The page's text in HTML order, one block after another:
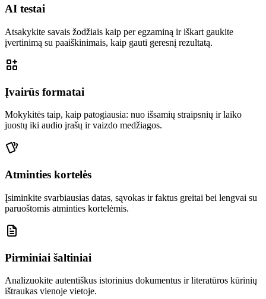
AI testai
Atsakykite savais žodžiais kaip per egzaminą ir iškart gaukite
įvertinimą su paaiškinimais, kaip gauti geresnį rezultatą.
Įvairūs formatai
Mokykitės taip, kaip patogiausia: nuo išsamių straipsnių ir laiko
juostų iki audio įrašų ir vaizdo medžiagos.
Atminties kortelės
Įsiminkite svarbiausias datas, sąvokas ir faktus greitai bei lengvai su
paruoštomis atminties kortelėmis.
Pirminiai šaltiniai
Analizuokite autentiškus istorinius dokumentus ir literatūros kūrinių
ištraukas vienoje vietoje.